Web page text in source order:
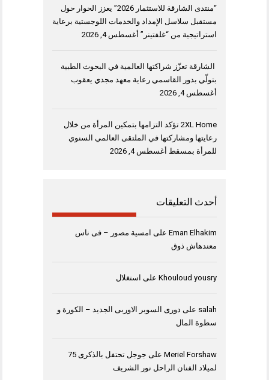
“منتدى الشارقة للاستثمار 2026” يعزز الحوار حول
مستقبل سلاسل الإمداد والخدمات اللوجستية برعاية
استراتيجية من “غلفتينر” أغسطس 4, 2026
الشارقة تعزّز شراكتها العالمية في البحوث الطبية
بتولّي بدور القاسمي رعاية معهد مجدي يعقوب
أغسطس 4, 2026
2XL Home تؤكد التزامها بتمكين المرأة من خلال
رعايتها ومشاركتها في الملتقى العالمي السنوي
للمرأة بمسقط أغسطس 4, 2026
أحدث التعليقات
Eman Elhakim على امسية مصور – فى ناس
معندهاش ذوق
Khouloud yousry على استغلال
salah على دورى السوبر الاوربى الجديد – الكورة و
سطوة المال
Meriel Forshaw على
جوجل تحتفل بالذكرى 75
لميلاد الفنان الراحل نور الشريف